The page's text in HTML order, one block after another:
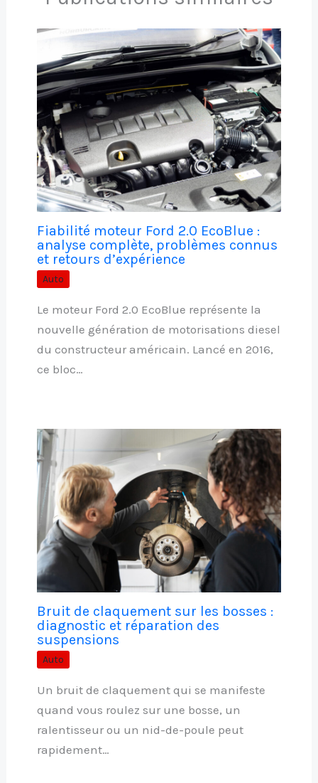
Fiabilité moteur Ford 2.0 EcoBlue :
analyse complète, problèmes connus
et retours d’expérience
Auto
Le moteur Ford 2.0 EcoBlue représente la
nouvelle génération de motorisations diesel
du constructeur américain. Lancé en 2016,
ce bloc…
Bruit de claquement sur les bosses :
diagnostic et réparation des
suspensions
Auto
Un bruit de claquement qui se manifeste
quand vous roulez sur une bosse, un
ralentisseur ou un nid-de-poule peut
rapidement…